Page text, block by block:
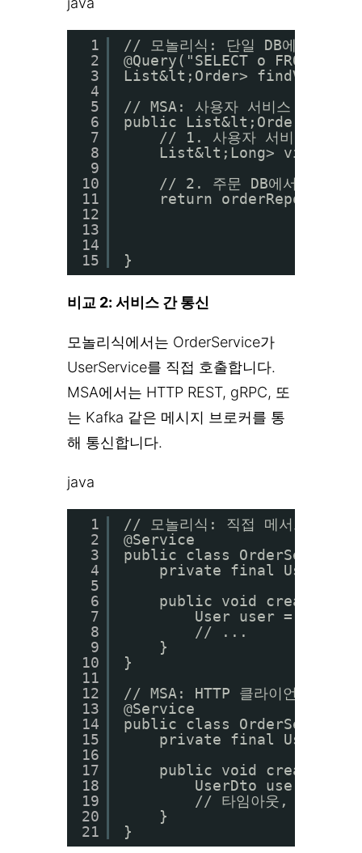
1
2
3
4
5
6
7
8
9
10
11
12
13
14
15
// 모놀리식: 단일 DB에서
@Query("SELECT o FROM
List&lt;Order>
// MSA: 사용자 서비스 API 호
public List&lt;OrderDto>
// 1. 사용자 서비스에서
List&lt;Long>
// 2. 주문 DB에서 해당 유
return
}
비교 2: 서비스 간 통신
모놀리식에서는 OrderService가
UserService를 직접 호출합니다.
MSA에서는 HTTP REST, gRPC, 또
는 Kafka 같은 메시지 브로커를 통
해 통신합니다.
java
1
2
3
4
5
6
7
8
9
10
11
12
13
14
15
16
17
18
19
20
21
// 모놀리식: 직접 메서드 호출 (
@Service
public class OrderService
private final
public void
User user =
// ...
}
}
// MSA: HTTP 클라이언트로 원
@Service
public class OrderService
private final
public void
UserDto user =
// 타임아웃, 재시도,
}
}